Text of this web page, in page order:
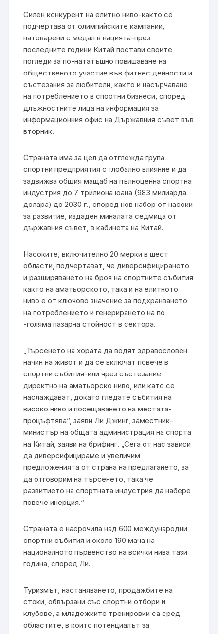
Силен конкурент на елитно ниво-както се
подчертава от олимпийските кампании,
натоварени с медал в нацията-през
последните години Китай постави своите
погледи за по-нататъшно повишаване на
общественото участие във фитнес дейности и
състезания за любители, както и насърчаване
на потреблението в спортни бизнеси, според
длъжностните лица на информация за
информационния офис на Държавния съвет във
вторник.
Страната има за цел да отглежда група
спортни предприятия с глобално влияние и да
задвижва общия мащаб на пълноценна спортна
индустрия до 7 трилиона юана (983 милиарда
долара) до 2030 г., според нов набор от насоки
за развитие, издаден миналата седмица от
държавния съвет, в кабинета на Китай.
Насоките, включително 20 мерки в шест
области, подчертават, че диверсифицирането
и разширяването на броя на спортните събития
както на аматьорското, така и на елитното
ниво е от ключово значение за подхранването
на потреблението и генерирането на по
-голяма пазарна стойност в сектора.
„Търсенето на хората да водят здравословен
начин на живот и да се включат повече в
спортни събития-или чрез състезание
директно на аматьорско ниво, или като се
наслаждават, докато гледате събития на
високо ниво и посещаването на местата-
процъфтява“, заяви Ли Джинг, заместник-
министър на общата администрация на спорта
на Китай, заяви на брифинг. „Сега от нас зависи
да диверсифицираме и увеличим
предложенията от страна на предлагането, за
да отговорим на търсенето, така че
развитието на спортната индустрия да набере
повече инерция.“
Страната е насрочила над 600 международни
спортни събития и около 190 мача на
националното първенство на всички нива тази
година, според Ли.
Туризмът, настаняването, продажбите на
стоки, обвързани със спортни отбори и
клубове, а младежките тренировки са сред
областите, в които потенциалът за